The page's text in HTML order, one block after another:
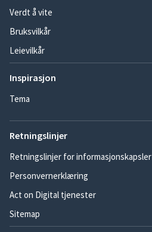
Verdt å vite
Bruksvilkår
Leievilkår
Inspirasjon
Tema
Retningslinjer
Retningslinjer for informasjonskapsler
Personvernerklæring
Act on Digital tjenester
Sitemap